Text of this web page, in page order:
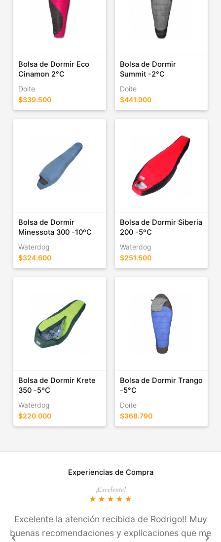
Bolsa de Dormir Eco
Cinamon 2°C
Doite
$339.500
Bolsa de Dormir
Summit -2°C
Doite
$441.900
Bolsa de Dormir
Minessota 300 -10ºC
Waterdog
$324.600
Bolsa de Dormir Siberia
200 -5ºC
Waterdog
$251.500
Bolsa de Dormir Krete
350 -5ºC
Waterdog
$220.000
Bolsa de Dormir Trango
-5°C
Doite
$368.790
Experiencias de Compra
¡Excelente!
star star star star star
Excelente la atención recibida de Rodrigo!! Muy
buenas recomendaciones y explicaciones que me
keyboard_arrow_left keyboard_arrow_right